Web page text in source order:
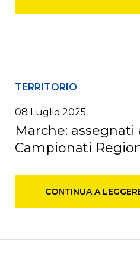
TERRITORIO
08 Luglio 2025
Marche:
Campionati
CONTINUA A